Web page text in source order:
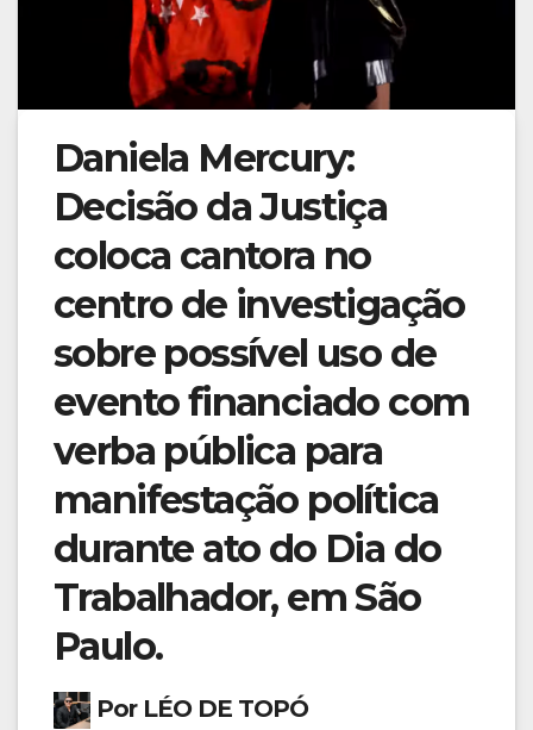
Daniela Mercury:
Decisão da Justiça
coloca cantora no
centro de investigação
sobre possível uso de
evento financiado com
verba pública para
manifestação política
durante ato do Dia do
Trabalhador, em São
Paulo.
Por LÉO DE TOPÓ